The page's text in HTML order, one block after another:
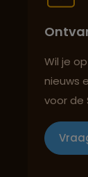
Wil je
nieuws
voor de